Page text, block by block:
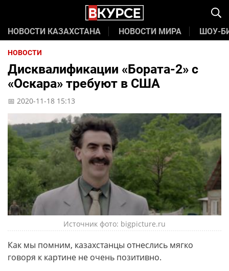
НОВОСТИ КАЗАХСТАНА НОВОСТИ МИРА ШОУ-
НОВОСТИ
Дисквалификации «Бората-2» с
«Оскара» требуют в США
📅 2020-11-18 15:13
Источник фото: bigpicture.ru
Как мы помним, казахстанцы отнеслись мягко
говоря к картине не очень позитивно.